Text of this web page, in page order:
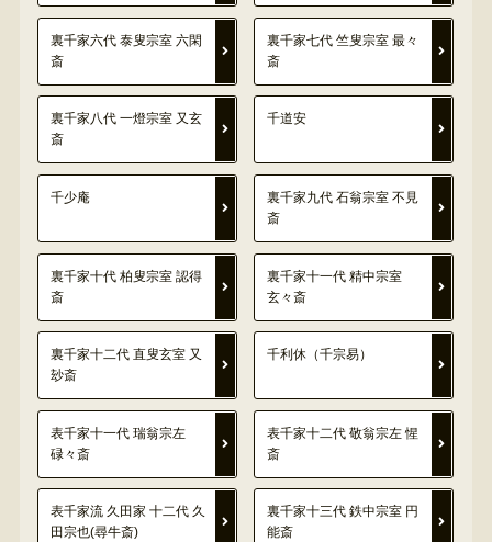
裏千家六代 泰叟宗室 六閑
斎
裏千家七代 竺叟宗室 最々
斎
裏千家八代 一燈宗室 又玄
斎
千道安
千少庵
裏千家九代 石翁宗室 不見
斎
裏千家十代 柏叟宗室 認得
斎
裏千家十一代 精中宗室
玄々斎
裏千家十二代 直叟玄室 又
玅斎
千利休（千宗易）
表千家十一代 瑞翁宗左
碌々斎
表千家十二代 敬翁宗左 惺
斎
表千家流 久田家 十二代 久
田宗也(尋牛斎)
裏千家十三代 鉄中宗室 円
能斎